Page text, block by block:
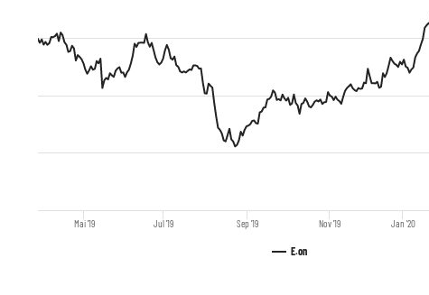
E.on
Mai '19 Jul '19 Sep '19 Nov '19 Jan '20